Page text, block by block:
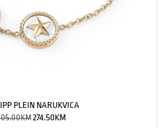
PLEIN NARUKVICA
KM 274.50KM